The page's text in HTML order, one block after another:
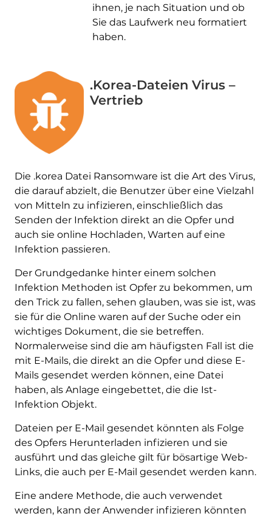
ihnen, je nach Situation und ob
Sie das Laufwerk neu formatiert
haben.
.Korea-Dateien Virus –
Vertrieb
Die .korea Datei Ransomware ist die Art des Virus,
die darauf abzielt, die Benutzer über eine Vielzahl
von Mitteln zu infizieren, einschließlich das
Senden der Infektion direkt an die Opfer und
auch sie online Hochladen, Warten auf eine
Infektion passieren.
Der Grundgedanke hinter einem solchen
Infektion Methoden ist Opfer zu bekommen, um
den Trick zu fallen, sehen glauben, was sie ist, was
sie für die Online waren auf der Suche oder ein
wichtiges Dokument, die sie betreffen.
Normalerweise sind die am häufigsten Fall ist die
mit E-Mails, die direkt an die Opfer und diese E-
Mails gesendet werden können, eine Datei
haben, als Anlage eingebettet, die die Ist-
Infektion Objekt.
Dateien per E-Mail gesendet könnten als Folge
des Opfers Herunterladen infizieren und sie
ausführt und das gleiche gilt für bösartige Web-
Links, die auch per E-Mail gesendet werden kann.
Eine andere Methode, die auch verwendet
werden, kann der Anwender infizieren könnten